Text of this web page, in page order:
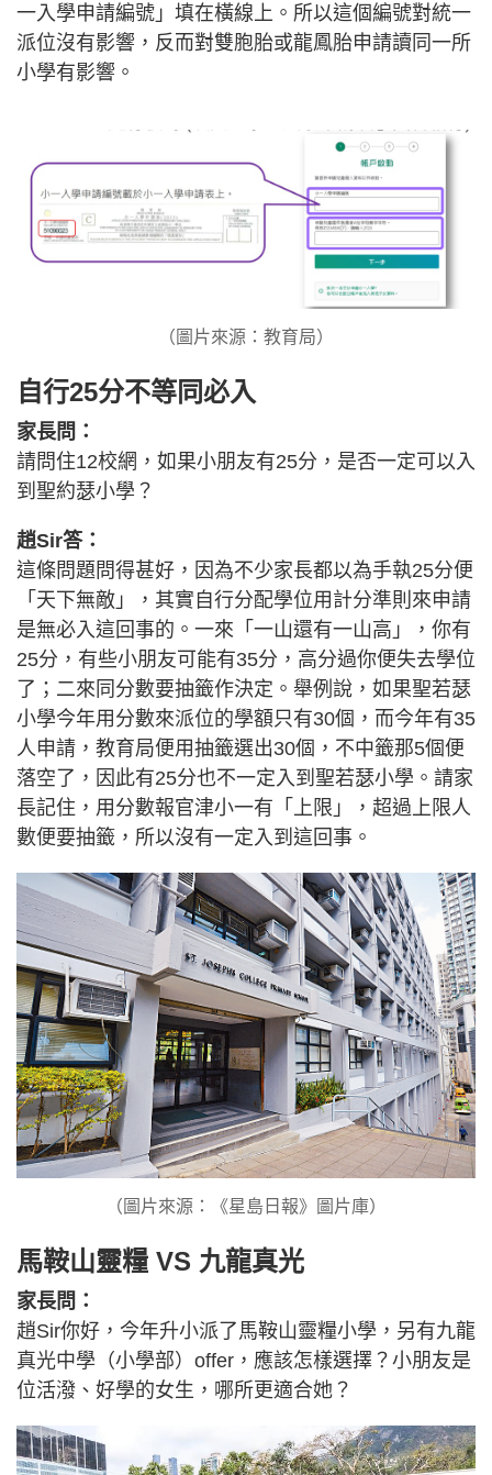
一入學申請編號」填在橫線上。所以這個編號對統一
派位沒有影響，反而對雙胞胎或龍鳳胎申請讀同一所
小學有影響。
（圖片來源：教育局）
自行25分不等同必入
家長問：
請問住12校網，如果小朋友有25分，是否一定可以入
到聖約瑟小學？
趙Sir答：
這條問題問得甚好，因為不少家長都以為手執25分便
「天下無敵」，其實自行分配學位用計分準則來申請
是無必入這回事的。一來「一山還有一山高」，你有
25分，有些小朋友可能有35分，高分過你便失去學位
了；二來同分數要抽籤作決定。舉例說，如果聖若瑟
小學今年用分數來派位的學額只有30個，而今年有35
人申請，教育局便用抽籤選出30個，不中籤那5個便
落空了，因此有25分也不一定入到聖若瑟小學。請家
長記住，用分數報官津小一有「上限」，超過上限人
數便要抽籤，所以沒有一定入到這回事。
（圖片來源：《星島日報》圖片庫）
馬鞍山靈糧 VS 九龍真光
家長問：
趙Sir你好，今年升小派了馬鞍山靈糧小學，另有九龍
真光中學（小學部）offer，應該怎樣選擇？小朋友是
位活潑、好學的女生，哪所更適合她？